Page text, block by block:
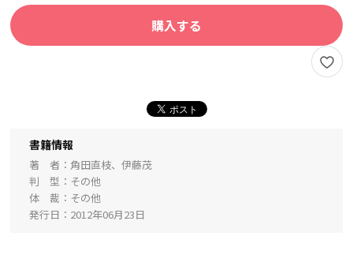
購入する
書籍情報
著 者
角田直枝、伊藤茂
判 型
その他
体 裁
その他
発行日
2012年06月23日